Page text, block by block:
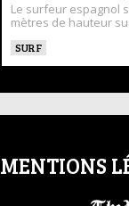
Le surfeur espagnol
mètres de hauteur
SURF
MENTIONS